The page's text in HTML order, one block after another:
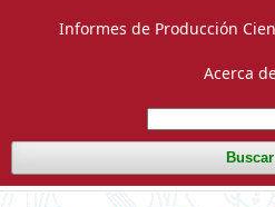
Informes de Producción
Acerca
Buscar